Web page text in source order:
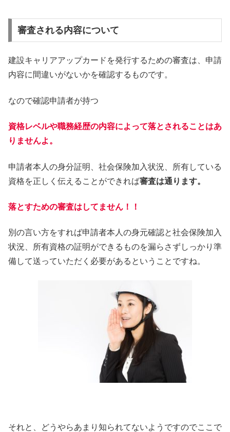
審査される内容について
建設キャリアアップカードを発行するための審査は、申請
内容に間違いがないかを確認するものです。
なので確認申請者が持つ
資格レベルや職務経歴の内容によって落とされることはあ
りませんよ。
申請者本人の身分証明、社会保険加入状況、所有している
資格を正しく伝えることができれば審査は通ります。
落とすための審査はしてません！！
別の言い方をすれば申請者本人の身元確認と社会保険加入
状況、所有資格の証明ができるものを漏らさずしっかり準
備して送っていただく必要があるということですね。
それと、どうやらあまり知られてないようですのでここで